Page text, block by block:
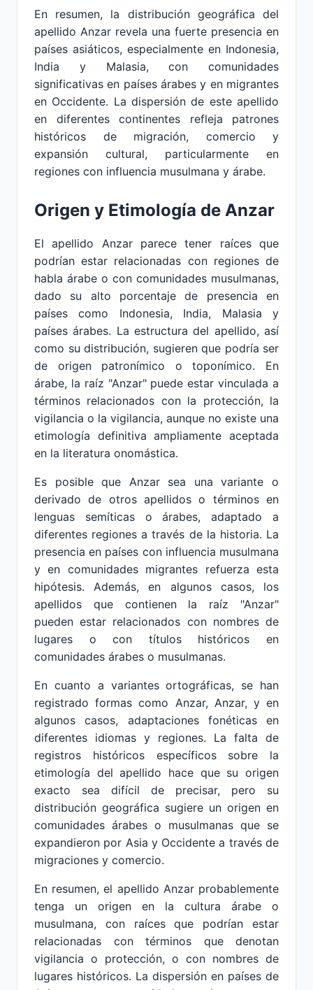
En resumen, la distribución geográfica del
apellido Anzar revela una fuerte presencia en
países asiáticos, especialmente en Indonesia,
India y Malasia, con comunidades
significativas en países árabes y en migrantes
en Occidente. La dispersión de este apellido
en diferentes continentes refleja patrones
históricos de migración, comercio y
expansión cultural, particularmente en
regiones con influencia musulmana y árabe.
Origen y Etimología de Anzar
El apellido Anzar parece tener raíces que
podrían estar relacionadas con regiones de
habla árabe o con comunidades musulmanas,
dado su alto porcentaje de presencia en
países como Indonesia, India, Malasia y
países árabes. La estructura del apellido, así
como su distribución, sugieren que podría ser
de origen patronímico o toponímico. En
árabe, la raíz "Anzar" puede estar vinculada a
términos relacionados con la protección, la
vigilancia o la vigilancia, aunque no existe una
etimología definitiva ampliamente aceptada
en la literatura onomástica.
Es posible que Anzar sea una variante o
derivado de otros apellidos o términos en
lenguas semíticas o árabes, adaptado a
diferentes regiones a través de la historia. La
presencia en países con influencia musulmana
y en comunidades migrantes refuerza esta
hipótesis. Además, en algunos casos, los
apellidos que contienen la raíz "Anzar"
pueden estar relacionados con nombres de
lugares o con títulos históricos en
comunidades árabes o musulmanas.
En cuanto a variantes ortográficas, se han
registrado formas como Anzar, Anzar, y en
algunos casos, adaptaciones fonéticas en
diferentes idiomas y regiones. La falta de
registros históricos específicos sobre la
etimología del apellido hace que su origen
exacto sea difícil de precisar, pero su
distribución geográfica sugiere un origen en
comunidades árabes o musulmanas que se
expandieron por Asia y Occidente a través de
migraciones y comercio.
En resumen, el apellido Anzar probablemente
tenga un origen en la cultura árabe o
musulmana, con raíces que podrían estar
relacionadas con términos que denotan
vigilancia o protección, o con nombres de
lugares históricos. La dispersión en países de